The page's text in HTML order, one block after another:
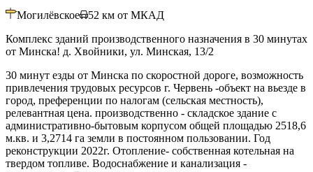
Могилёвское 52 км от МКАД
Комплекс зданий производственного назначения в 30 минутах
от Минска! д. Хвойники, ул. Минская, 13/2
30 минут езды от Минска по скоростной дороге, возможность
привлечения трудовых ресурсов г. Червень -объект на вьезде в
город, преференции по налогам (сельская местность),
релевантная цена. производственно - складское здание с
административно-бытовым корпусом общей площадью 2518,6
м.кв. и 3,2714 га земли в постоянном пользовании. Год
реконструкции 2022г. Отопление- собственная котельная на
твердом топливе. Водоснабжение и канализация -